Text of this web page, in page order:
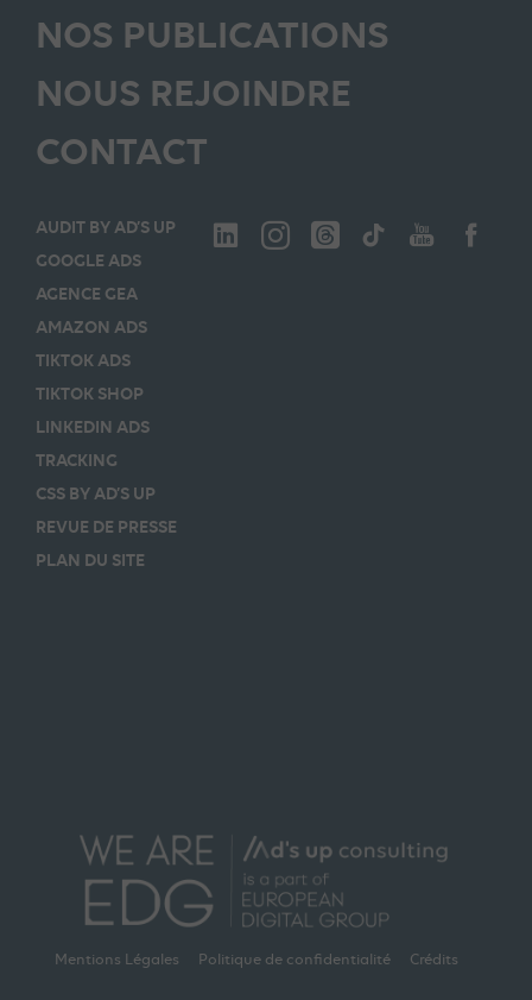
NOS PUBLICATIONS
NOUS REJOINDRE
CONTACT
AUDIT BY AD’S UP
GOOGLE ADS
AGENCE GEA
AMAZON ADS
TIKTOK ADS
TIKTOK SHOP
LINKEDIN ADS
TRACKING
CSS BY AD’S UP
REVUE DE PRESSE
PLAN DU SITE
Mentions Légales Politique de confidentialité Crédits